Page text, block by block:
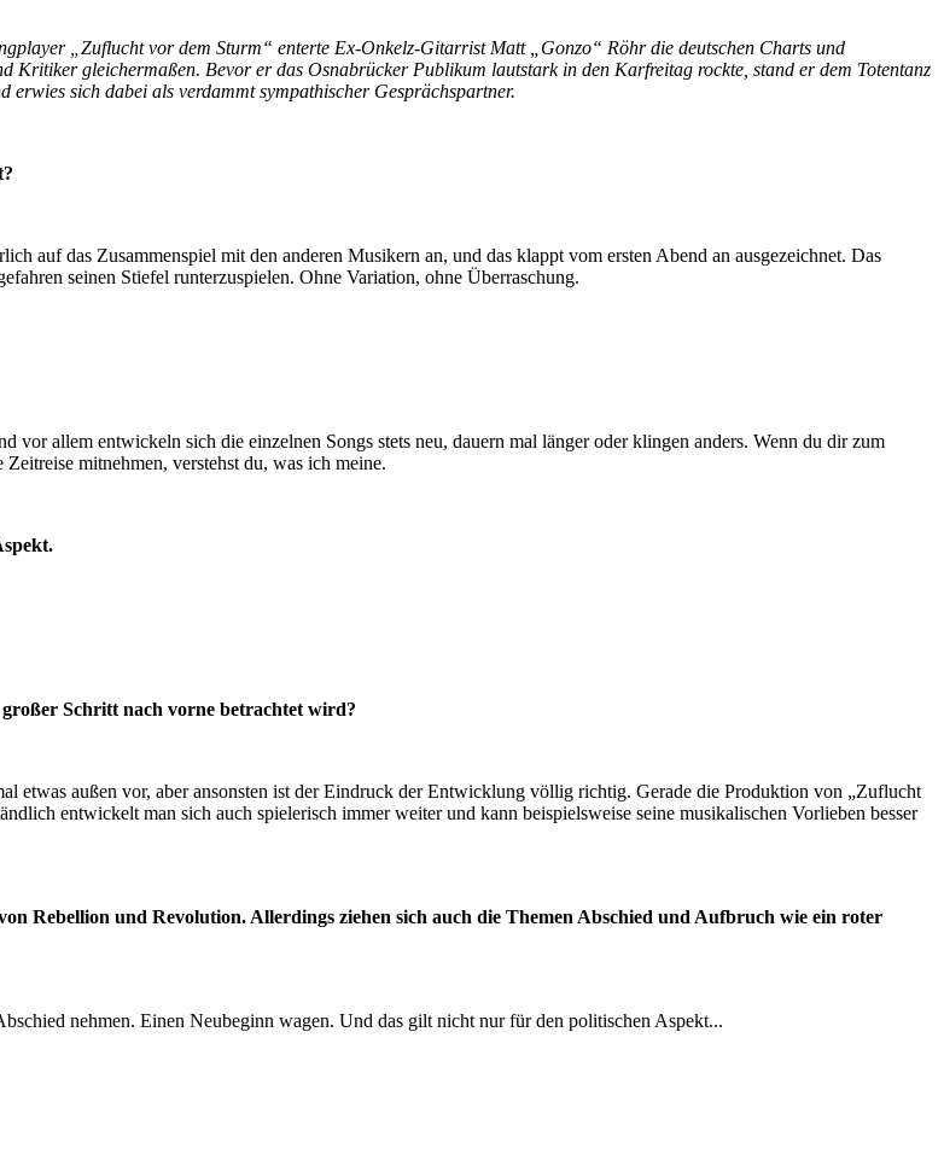
„Zuflucht vor dem Sturm“ enterte Ex-Onkelz-Gitarrist Matt „Gonzo“ Röhr die deutschen Charts und
Kritiker gleichermaßen. Bevor er das Osnabrücker Publikum lautstark in den Karfreitag rockte, stand er dem Totentanz
erwies sich dabei als verdammt sympathischer Gesprächspartner.
auf das Zusammenspiel mit den anderen Musikern an, und das klappt vom ersten Abend an ausgezeichnet. Das
seinen Stiefel runterzuspielen. Ohne Variation, ohne Überraschung.
allem entwickeln sich die einzelnen Songs stets neu, dauern mal länger oder klingen anders. Wenn du dir zum
mitnehmen, verstehst du, was ich meine.
Schritt nach vorne betrachtet wird?
etwas außen vor, aber ansonsten ist der Eindruck der Entwicklung völlig richtig. Gerade die Produktion von „Zuflucht
entwickelt man sich auch spielerisch immer weiter und kann beispielsweise seine musikalischen Vorlieben besser
Rebellion und Revolution. Allerdings ziehen sich auch die Themen Abschied und Aufbruch wie ein roter
nehmen. Einen Neubeginn wagen. Und das gilt nicht nur für den politischen Aspekt...